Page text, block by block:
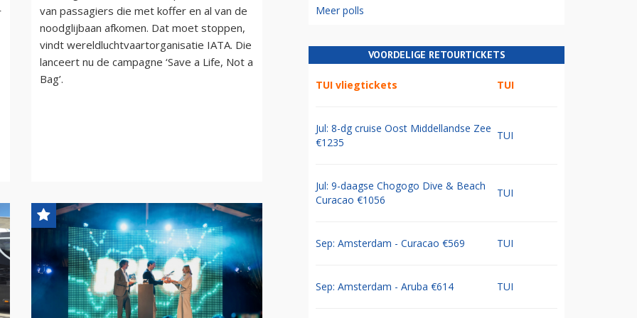
van passagiers die met koffer en al van de
noodglijbaan afkomen. Dat moet stoppen,
vindt wereldluchtvaartorganisatie IATA. Die
lanceert nu de campagne ‘Save a Life, Not a
Bag’.
Meer polls
VOORDELIGE RETOURTICKETS
TUI vliegtickets TUI
Jul: 8-dg cruise Oost Middellandse Zee
€1235
TUI
Jul: 9-daagse Chogogo Dive & Beach
Curacao €1056
TUI
Sep: Amsterdam - Curacao €569 TUI
Sep: Amsterdam - Aruba €614 TUI